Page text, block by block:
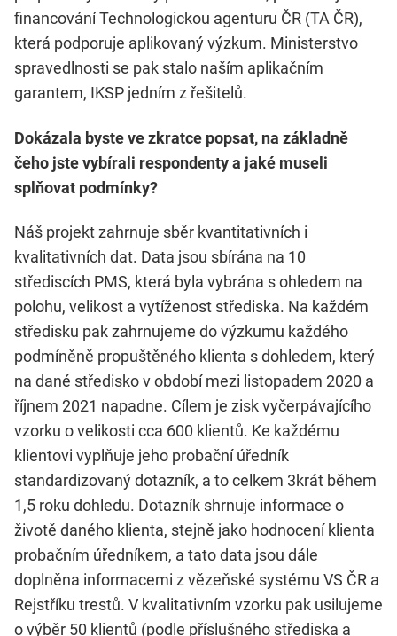
financování Technologickou agenturu ČR (TA ČR),
která podporuje aplikovaný výzkum. Ministerstvo
spravedlnosti se pak stalo naším aplikačním
garantem, IKSP jedním z řešitelů.
Dokázala byste ve zkratce popsat, na základně
čeho jste vybírali respondenty a jaké museli
splňovat podmínky?
Náš projekt zahrnuje sběr kvantitativních i
kvalitativních dat. Data jsou sbírána na 10
střediscích PMS, která byla vybrána s ohledem na
polohu, velikost a vytíženost střediska. Na každém
středisku pak zahrnujeme do výzkumu každého
podmíněně propuštěného klienta s dohledem, který
na dané středisko v období mezi listopadem 2020 a
říjnem 2021 napadne. Cílem je zisk vyčerpávajícího
vzorku o velikosti cca 600 klientů. Ke každému
klientovi vyplňuje jeho probační úředník
standardizovaný dotazník, a to celkem 3krát během
1,5 roku dohledu. Dotazník shrnuje informace o
životě daného klienta, stejně jako hodnocení klienta
probačním úředníkem, a tato data jsou dále
doplněna informacemi z vězeňské systému VS ČR a
Rejstříku trestů. V kvalitativním vzorku pak usilujeme
o výběr 50 klientů (podle příslušného střediska a